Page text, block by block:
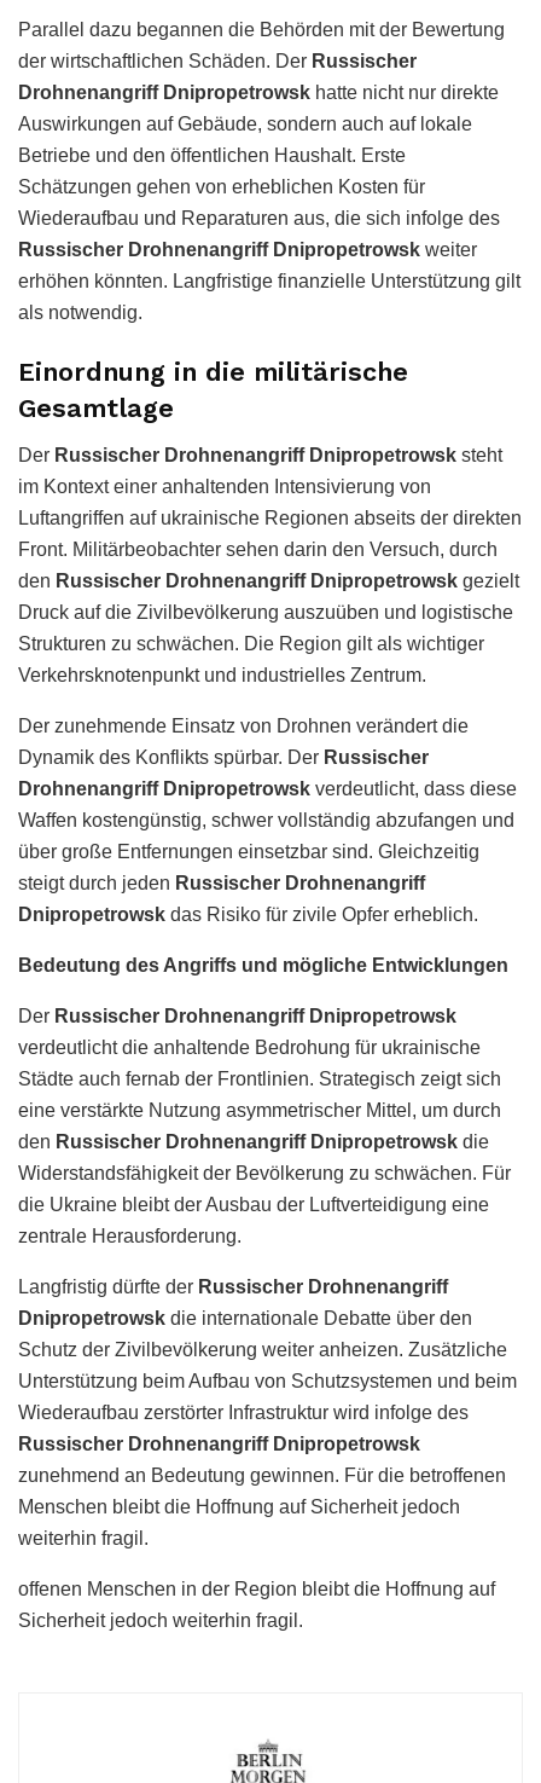
Parallel dazu begannen die Behörden mit der Bewertung
der wirtschaftlichen Schäden. Der Russischer
Drohnenangriff Dnipropetrowsk hatte nicht nur direkte
Auswirkungen auf Gebäude, sondern auch auf lokale
Betriebe und den öffentlichen Haushalt. Erste
Schätzungen gehen von erheblichen Kosten für
Wiederaufbau und Reparaturen aus, die sich infolge des
Russischer Drohnenangriff Dnipropetrowsk weiter
erhöhen könnten. Langfristige finanzielle Unterstützung gilt
als notwendig.
Einordnung in die militärische
Gesamtlage
Der Russischer Drohnenangriff Dnipropetrowsk steht
im Kontext einer anhaltenden Intensivierung von
Luftangriffen auf ukrainische Regionen abseits der direkten
Front. Militärbeobachter sehen darin den Versuch, durch
den Russischer Drohnenangriff Dnipropetrowsk gezielt
Druck auf die Zivilbevölkerung auszuüben und logistische
Strukturen zu schwächen. Die Region gilt als wichtiger
Verkehrsknotenpunkt und industrielles Zentrum.
Der zunehmende Einsatz von Drohnen verändert die
Dynamik des Konflikts spürbar. Der Russischer
Drohnenangriff Dnipropetrowsk verdeutlicht, dass diese
Waffen kostengünstig, schwer vollständig abzufangen und
über große Entfernungen einsetzbar sind. Gleichzeitig
steigt durch jeden Russischer Drohnenangriff
Dnipropetrowsk das Risiko für zivile Opfer erheblich.
Bedeutung des Angriffs und mögliche Entwicklungen
Der Russischer Drohnenangriff Dnipropetrowsk
verdeutlicht die anhaltende Bedrohung für ukrainische
Städte auch fernab der Frontlinien. Strategisch zeigt sich
eine verstärkte Nutzung asymmetrischer Mittel, um durch
den Russischer Drohnenangriff Dnipropetrowsk die
Widerstandsfähigkeit der Bevölkerung zu schwächen. Für
die Ukraine bleibt der Ausbau der Luftverteidigung eine
zentrale Herausforderung.
Langfristig dürfte der Russischer Drohnenangriff
Dnipropetrowsk die internationale Debatte über den
Schutz der Zivilbevölkerung weiter anheizen. Zusätzliche
Unterstützung beim Aufbau von Schutzsystemen und beim
Wiederaufbau zerstörter Infrastruktur wird infolge des
Russischer Drohnenangriff Dnipropetrowsk
zunehmend an Bedeutung gewinnen. Für die betroffenen
Menschen bleibt die Hoffnung auf Sicherheit jedoch
weiterhin fragil.
offenen Menschen in der Region bleibt die Hoffnung auf
Sicherheit jedoch weiterhin fragil.